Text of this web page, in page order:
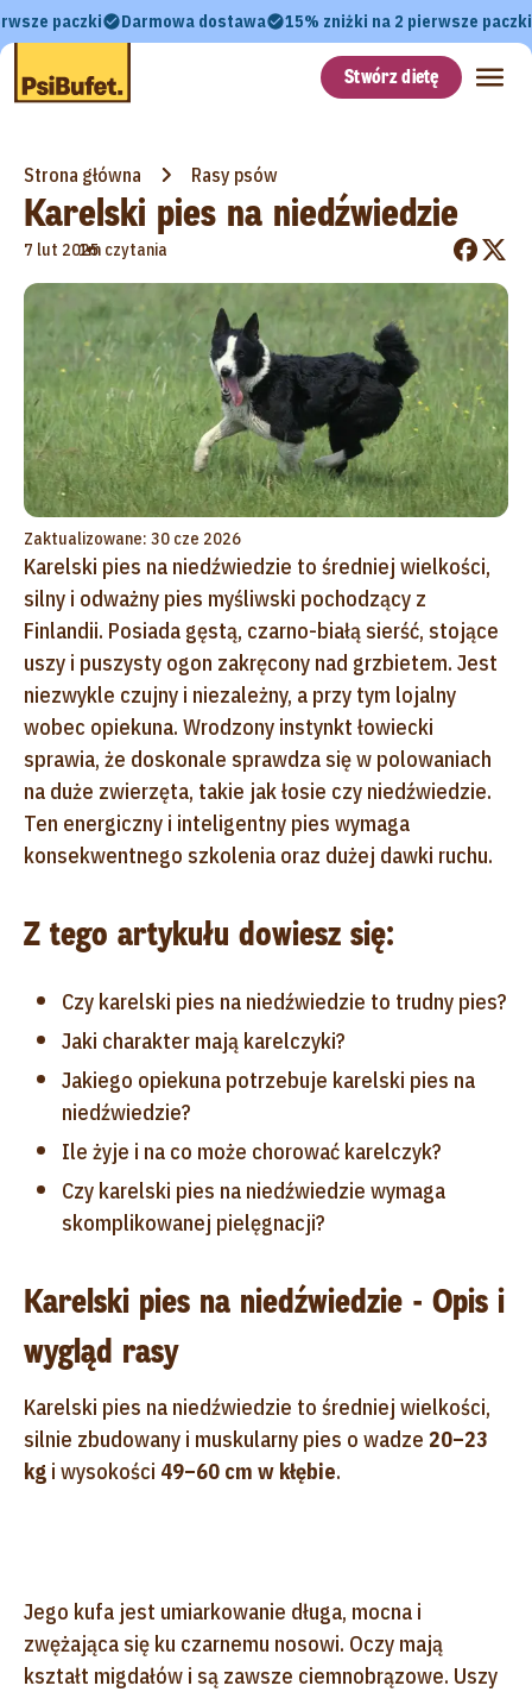
paczki Darmowa dostawa 15% zniżki na 2 pierwsze paczki
Stwórz dietę
Strona główna Rasy psów
Karelski pies na niedźwiedzie
7 lut 2025
•
1m czytania
Zaktualizowane: 30 cze 2026
Karelski pies na niedźwiedzie to średniej wielkości,
silny i odważny pies myśliwski pochodzący z
Finlandii. Posiada gęstą, czarno-białą sierść, stojące
uszy i puszysty ogon zakręcony nad grzbietem. Jest
niezwykle czujny i niezależny, a przy tym lojalny
wobec opiekuna. Wrodzony instynkt łowiecki
sprawia, że doskonale sprawdza się w polowaniach
na duże zwierzęta, takie jak łosie czy niedźwiedzie.
Ten energiczny i inteligentny pies wymaga
konsekwentnego szkolenia oraz dużej dawki ruchu.
Z tego artykułu dowiesz się:
Czy karelski pies na niedźwiedzie to trudny pies?
Jaki charakter mają karelczyki?
Jakiego opiekuna potrzebuje karelski pies na
niedźwiedzie?
Ile żyje i na co może chorować karelczyk?
Czy karelski pies na niedźwiedzie wymaga
skomplikowanej pielęgnacji?
Karelski pies na niedźwiedzie - Opis i
wygląd rasy
Karelski pies na niedźwiedzie to średniej wielkości,
silnie zbudowany i muskularny pies o wadze 20–23
kg i wysokości 49–60 cm w kłębie.
Jego kufa jest umiarkowanie długa, mocna i
zwężająca się ku czarnemu nosowi. Oczy mają
kształt migdałów i są zawsze ciemnobrązowe. Uszy